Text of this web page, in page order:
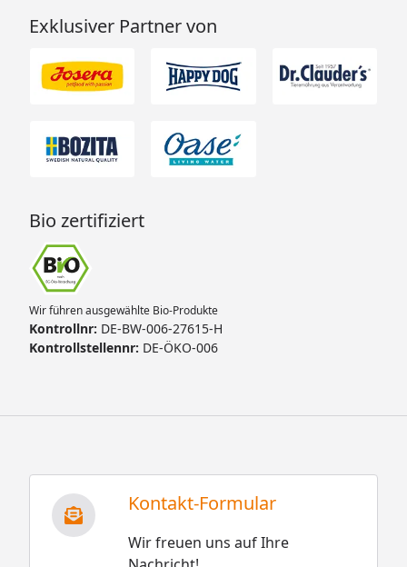
Exklusiver Partner von
Bio zertifiziert
Wir führen ausgewählte Bio-Produkte
Kontrollnr: DE-BW-006-27615-H
Kontrollstellennr: DE-ÖKO-006
Kontakt-Formular
Wir freuen uns auf Ihre